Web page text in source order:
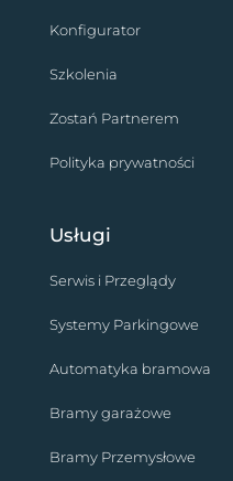
Konfigurator
Szkolenia
Zostań Partnerem
Polityka prywatności
Usługi
Serwis i Przeglądy
Systemy Parkingowe
Automatyka bramowa
Bramy garażowe
Bramy Przemysłowe